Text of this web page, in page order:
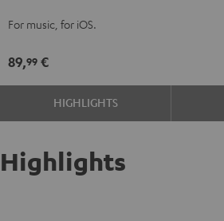
For music, for iOS.
89,99 €
HIGHLIGHTS
Highlights